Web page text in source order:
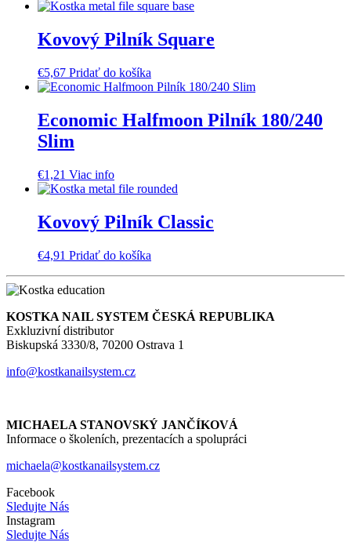
Kovový Pilník Square
€5,67 Pridať do košíka
Economic Halfmoon Pilník 180/240
Slim
€1,21 Viac info
Kovový Pilník Classic
€4,91 Pridať do košíka
KOSTKA NAIL SYSTEM ČESKÁ REPUBLIKA
Exkluzivní distributor
Biskupská 3330/8, 70200 Ostrava 1
info@kostkanailsystem.cz
MICHAELA STANOVSKÝ JANČÍKOVÁ
Informace o školeních, prezentacích a spolupráci
michaela@kostkanailsystem.cz
Facebook
Sledujte Nás
Instagram
Sledujte Nás